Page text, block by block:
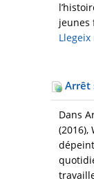
jeunes
Llegeix
Arrêt
Dans
(2016),